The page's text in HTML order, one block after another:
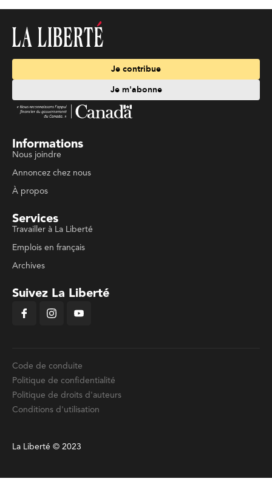
Je contribue
Je m'abonne
Informations
Nous joindre
Annoncez chez nous
À propos
Services
Travailler à La Liberté
Emplois en français
Archives
Suivez La Liberté
Code de conduite
Politique de confidentialité
Politique de droits d'auteurs
Conditions d'utilisation
La Liberté © 2023